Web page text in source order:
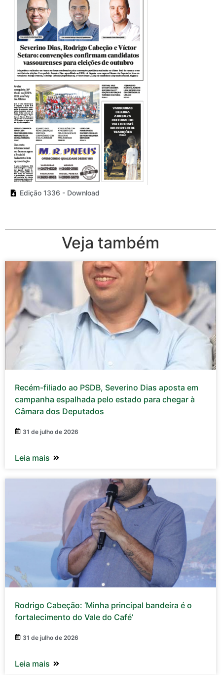
Edição 1336 - Download
Veja também
Recém-filiado ao PSDB, Severino Dias aposta em
campanha espalhada pelo estado para chegar à
Câmara dos Deputados
31 de julho de 2026
Leia mais
Rodrigo Cabeção: ‘Minha principal bandeira é o
fortalecimento do Vale do Café’
31 de julho de 2026
Leia mais